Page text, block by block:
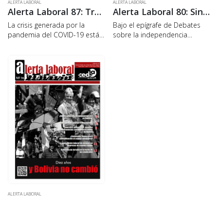
ALERTA LABORAL
Alerta Laboral 87: Trabajadores y crisis del COVID-19: «llueve sobre mojado»
La crisis generada por la
pandemia del COVID-19 está
pobreza en Bolivia. Enfermar o
mantenerse en cuarentena
depende, en buena parte, de
las…
ALERTA LABORAL
Alerta Laboral 80: Sindicalismo en Bolivia
Bajo el epígrafe de Debates
sobre la independencia
ALERTA LABORAL